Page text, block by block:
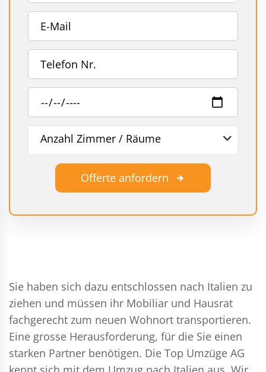
Anzahl Zimmer / Räume
Offerte anfordern
Sie haben sich dazu entschlossen nach Italien zu
ziehen und müssen ihr Mobiliar und Hausrat
fachgerecht zum neuen Wohnort transportieren.
Eine grosse Herausforderung, für die Sie einen
starken Partner benötigen. Die Top Umzüge AG